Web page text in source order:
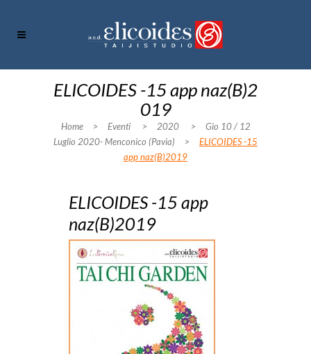
ELICOIDES -15 app naz(B)2
019
Home > Eventi > 2020 >
Gio 10 / 12
Luglio 2020- Menconico (Pavia)
>
ELICOIDES -15
app naz(B)2019
ELICOIDES -15 app
naz(B)2019